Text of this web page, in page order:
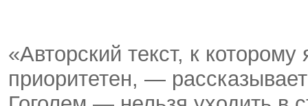
«Авторский текст, к
приоритетен, —